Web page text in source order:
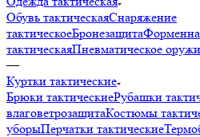
Обувь тактическаяСнаряжение
тактическоеБронезащита
тактическаяПневматическое
—
Куртки тактические
Брюки тактическиеРубашки
влаговетрозащитаКостюмы
уборыПерчатки тактические